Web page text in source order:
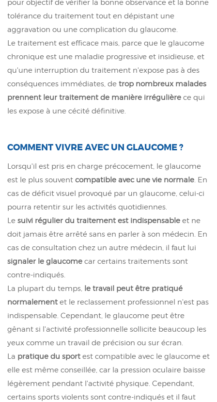
pour objectif de vérifier la bonne observance et la bonne
tolérance du traitement tout en dépistant une
aggravation ou une complication du glaucome.
Le traitement est efficace mais, parce que le glaucome
chronique est une maladie progressive et insidieuse, et
qu'une interruption du traitement n'expose pas à des
conséquences immédiates, de trop nombreux malades
prennent leur traitement de manière irrégulière ce qui
les expose à une cécité définitive.
COMMENT VIVRE AVEC UN GLAUCOME ?
Lorsqu'il est pris en charge précocement, le glaucome
est le plus souvent compatible avec une vie normale. En
cas de déficit visuel provoqué par un glaucome, celui-ci
pourra retentir sur les activités quotidiennes.
Le suivi régulier du traitement est indispensable et ne
doit jamais être arrêté sans en parler à son médecin. En
cas de consultation chez un autre médecin, il faut lui
signaler le glaucome car certains traitements sont
contre-indiqués.
La plupart du temps, le travail peut être pratiqué
normalement et le reclassement professionnel n'est pas
indispensable. Cependant, le glaucome peut être
gênant si l'activité professionnelle sollicite beaucoup les
yeux comme un travail de précision ou sur écran.
La pratique du sport est compatible avec le glaucome et
elle est même conseillée, car la pression oculaire baisse
légèrement pendant l'activité physique. Cependant,
certains sports violents sont contre-indiqués et il faut